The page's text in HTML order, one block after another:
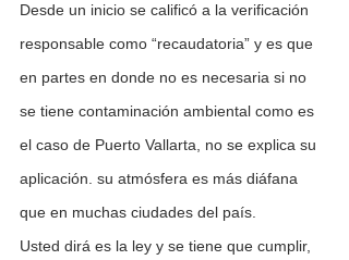
Desde un inicio se calificó a la verificación
responsable como “recaudatoria” y es que
en partes en donde no es necesaria si no
se tiene contaminación ambiental como es
el caso de Puerto Vallarta, no se explica su
aplicación. su atmósfera es más diáfana
que en muchas ciudades del país.
Usted dirá es la ley y se tiene que cumplir,